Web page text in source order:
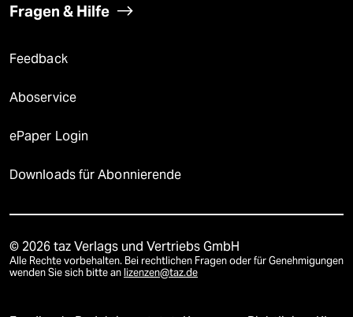
Fragen & Hilfe
Feedback
Aboservice
ePaper Login
Downloads für Abonnierende
© 2026 taz Verlags und Vertriebs GmbH
Alle Rechte vorbehalten. Bei rechtlichen Fragen oder für Genehmigungen
wenden Sie sich bitte an lizenzen@taz.de